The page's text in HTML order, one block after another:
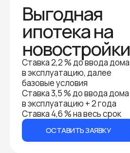
Выгодная
ипотека на
новостройки
Ставка 2,2 % до ввода дома
в эксплуатацию, далее
базовые условия
Ставка 3,5 % до ввода дома
в эксплуатацию + 2 года
Ставка 4,6 % на весь срок
ОСТАВИТЬ ЗАЯВКУ